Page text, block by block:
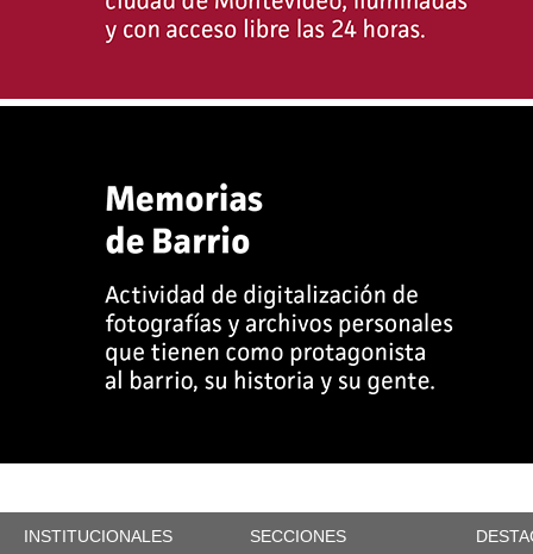
INSTITUCIONALES SECCIONES